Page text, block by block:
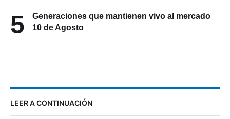
5
Generaciones que mantienen vivo al mercado
10 de Agosto
LEER A CONTINUACIÓN